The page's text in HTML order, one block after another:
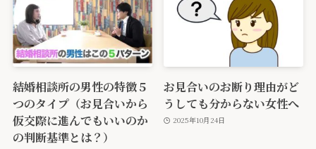
結婚相談所の男性の特徴５
つのタイプ（お見合いから
仮交際に進んでもいいのか
の判断基準とは？）
お見合いのお断り理由がど
うしても分からない女性へ
2025年10月24日